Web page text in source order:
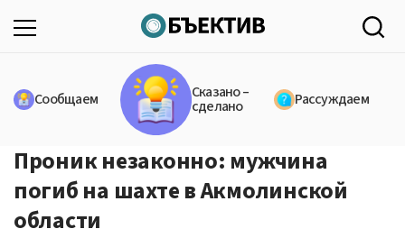
Сообщаем Сказано –
сделано Рассуждаем
Проник незаконно: мужчина
погиб на шахте в Акмолинской
области